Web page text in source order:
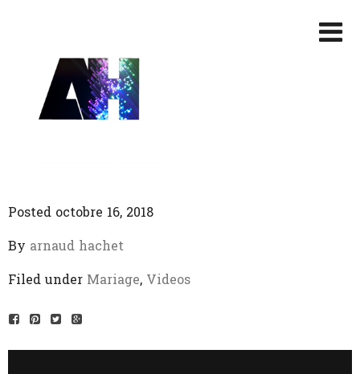
Posted octobre 16, 2018
By arnaud hachet
Filed under Mariage, Videos